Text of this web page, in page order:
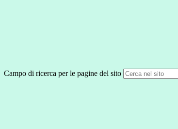
Campo di ricerca per le pagine del sito